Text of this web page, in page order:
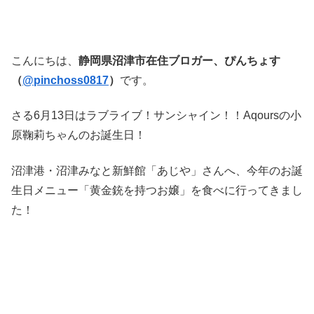
こんにちは、 静岡県沼津市在住ブロガー、ぴんちょす
（@pinchoss0817） です。
さる6月13日はラブライブ！サンシャイン！！Aqoursの小
原鞠莉ちゃんのお誕生日！
沼津港・沼津みなと新鮮館「あじや」さんへ、今年のお誕
生日メニュー「黄金銃を持つお嬢」を食べに行ってきまし
た！